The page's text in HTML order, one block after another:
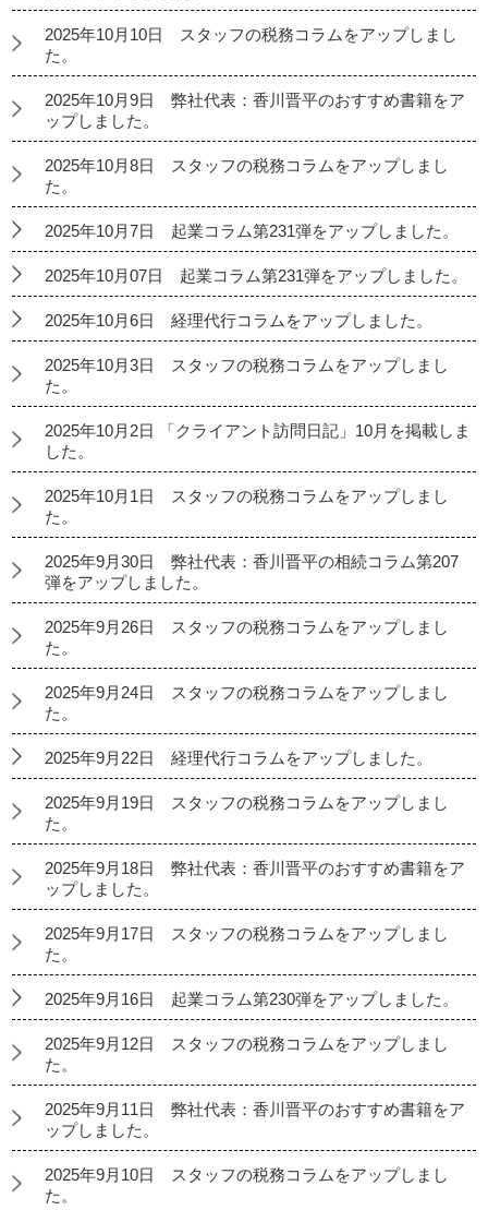
2025年10月10日 スタッフの税務コラムをアップしまし
た。
2025年10月9日 弊社代表：香川晋平のおすすめ書籍をア
ップしました。
2025年10月8日 スタッフの税務コラムをアップしまし
た。
2025年10月7日 起業コラム第231弾をアップしました。
2025年10月07日 起業コラム第231弾をアップしました。
2025年10月6日 経理代行コラムをアップしました。
2025年10月3日 スタッフの税務コラムをアップしまし
た。
2025年10月2日 「クライアント訪問日記」10月を掲載しま
した。
2025年10月1日 スタッフの税務コラムをアップしまし
た。
2025年9月30日 弊社代表：香川晋平の相続コラム第207
弾をアップしました。
2025年9月26日 スタッフの税務コラムをアップしまし
た。
2025年9月24日 スタッフの税務コラムをアップしまし
た。
2025年9月22日 経理代行コラムをアップしました。
2025年9月19日 スタッフの税務コラムをアップしまし
た。
2025年9月18日 弊社代表：香川晋平のおすすめ書籍をア
ップしました。
2025年9月17日 スタッフの税務コラムをアップしまし
た。
2025年9月16日 起業コラム第230弾をアップしました。
2025年9月12日 スタッフの税務コラムをアップしまし
た。
2025年9月11日 弊社代表：香川晋平のおすすめ書籍をア
ップしました。
2025年9月10日 スタッフの税務コラムをアップしまし
た。